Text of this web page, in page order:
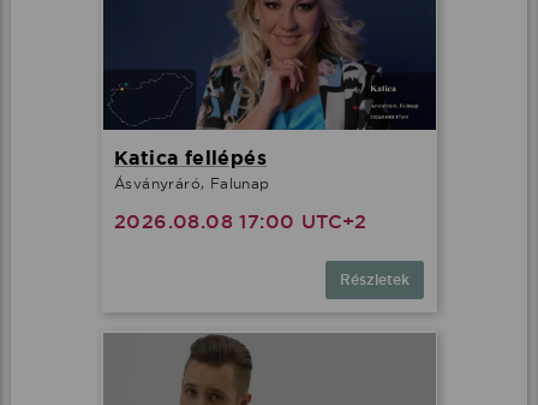
Katica fellépés
Ásványráró, Falunap
2026.08.08 17:00 UTC+2
Részletek